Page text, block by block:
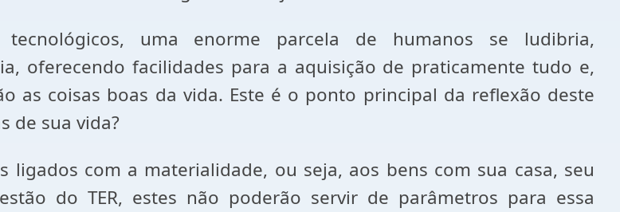
uma enorme parcela de humanos se ludibria,
oferecendo facilidades para a aquisição de praticamente tudo e,
as coisas boas da vida. Este é o ponto principal da reflexão deste
de sua vida?
ligados com a materialidade, ou seja, aos bens com sua casa, seu
do TER, estes não poderão servir de parâmetros para essa